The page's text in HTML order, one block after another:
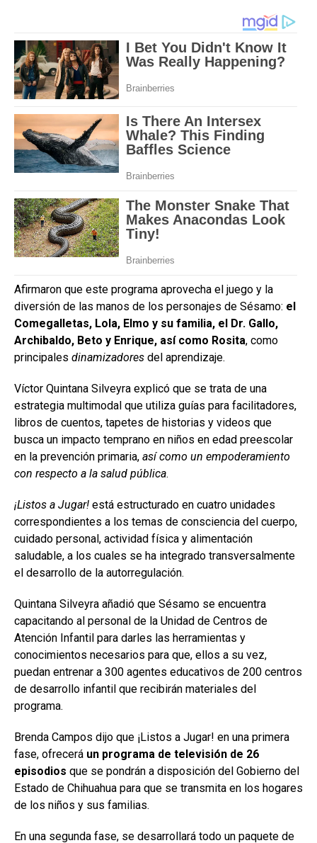
Afirmaron que este programa aprovecha el juego y la
diversión de las manos de los personajes de Sésamo: el
Comegalletas, Lola, Elmo y su familia, el Dr. Gallo,
Archibaldo, Beto y Enrique, así como Rosita, como
principales dinamizadores del aprendizaje.
Víctor Quintana Silveyra explicó que se trata de una
estrategia multimodal que utiliza guías para facilitadores,
libros de cuentos, tapetes de historias y videos que
busca un impacto temprano en niños en edad preescolar
en la prevención primaria, así como un empoderamiento
con respecto a la salud pública.
¡Listos a Jugar! está estructurado en cuatro unidades
correspondientes a los temas de consciencia del cuerpo,
cuidado personal, actividad física y alimentación
saludable, a los cuales se ha integrado transversalmente
el desarrollo de la autorregulación.
Quintana Silveyra añadió que Sésamo se encuentra
capacitando al personal de la Unidad de Centros de
Atención Infantil para darles las herramientas y
conocimientos necesarios para que, ellos a su vez,
puedan entrenar a 300 agentes educativos de 200 centros
de desarrollo infantil que recibirán materiales del
programa.
Brenda Campos dijo que ¡Listos a Jugar! en una primera
fase, ofrecerá un programa de televisión de 26
episodios que se pondrán a disposición del Gobierno del
Estado de Chihuahua para que se transmita en los hogares
de los niños y sus familias.
En una segunda fase, se desarrollará todo un paquete de